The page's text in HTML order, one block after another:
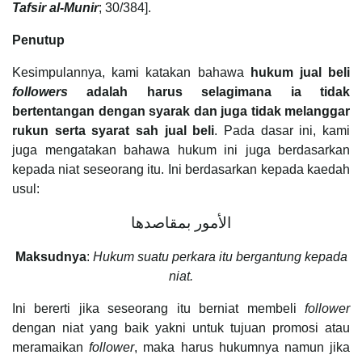
Tafsir al-Munir; 30/384].
Penutup
Kesimpulannya, kami katakan bahawa
hukum jual beli
followers adalah harus selagimana ia tidak
bertentangan dengan syarak dan juga tidak melanggar
rukun serta syarat sah jual beli. Pada dasar ini, kami
juga mengatakan bahawa hukum ini juga berdasarkan
kepada niat seseorang itu. Ini berdasarkan kepada kaedah
usul:
الأمور بمقاصدها
Maksudnya: Hukum suatu perkara itu bergantung kepada
niat.
Ini bererti jika seseorang itu berniat membeli follower
dengan niat yang baik yakni untuk tujuan promosi atau
meramaikanfollower, maka harus hukumnya namun jika